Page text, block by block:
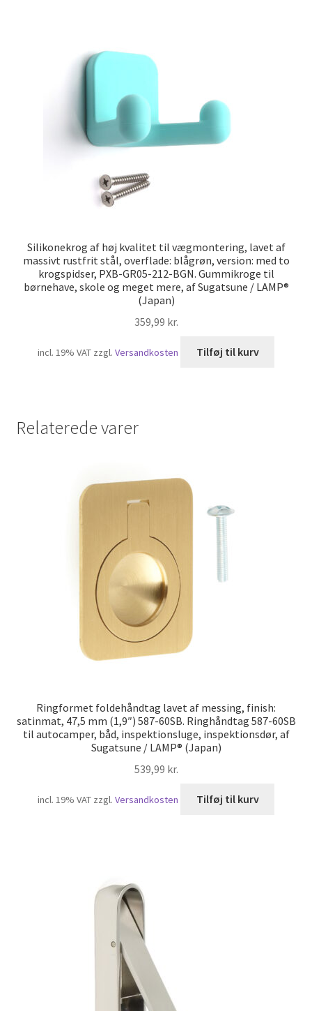
Silikonekrog af høj kvalitet til vægmontering, lavet af
massivt rustfrit stål, overflade: blågrøn, version: med to
krogspidser, PXB-GR05-212-BGN. Gummikroge til
børnehave, skole og meget mere, af Sugatsune / LAMP®
(Japan)
359,99 kr.
incl. 19% VAT zzgl. Versandkosten Tilføj til kurv
Relaterede varer
Ringformet foldehåndtag lavet af messing, finish:
satinmat, 47,5 mm (1,9″) 587-60SB. Ringhåndtag 587-60SB
til autocamper, båd, inspektionsluge, inspektionsdør, af
Sugatsune / LAMP® (Japan)
539,99 kr.
incl. 19% VAT zzgl. Versandkosten Tilføj til kurv